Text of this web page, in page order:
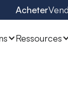
Acheter
Ressources